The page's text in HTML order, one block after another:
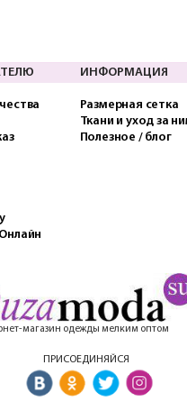
ИНФОРМАЦИЯ
Размерная сетка
Ткани и уход за
Полезное / блог
магазин одежды мелким оптом
ПРИСОЕДИНЯЙСЯ